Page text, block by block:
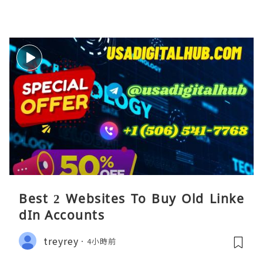
Best 2 Websites To Buy Old Linke
dIn Accounts
treyrey 4小時前